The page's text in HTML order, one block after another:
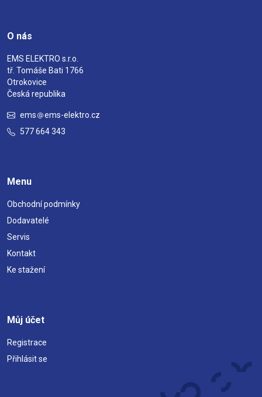
O nás
EMS ELEKTRO s.r.o.
tř. Tomáše Bati 1766
Otrokovice
Česká republika
ems
ems-elektro.cz
577 664 343
Menu
Obchodní podmínky
Dodavatelé
Servis
Kontakt
Ke stažení
Můj účet
Registrace
Přihlásit se